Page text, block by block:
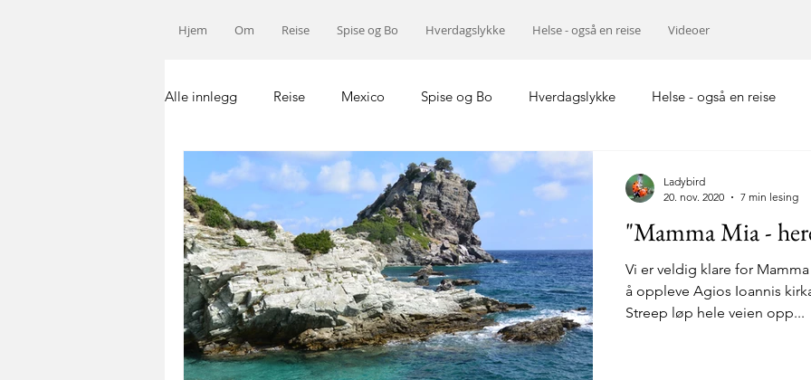
Hjem Om Reise Spise og Bo Hverdagslykke Helse - også en reise Videoer
Alle innlegg Reise Mexico Spise og Bo Hverdagslykke Helse - også en reise
Norge USA Afrika Europa Midtøsten
"Mamma Mia -
Vi er veldig klare for
å oppleve Agios Ioannis
Streep løp hele veien opp...
Ladybird
20. nov. 2020
7 min lesing